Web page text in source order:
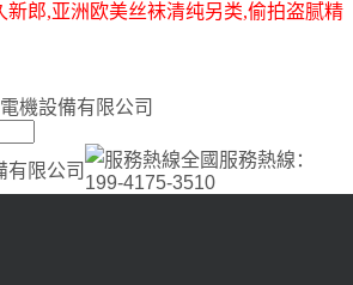
新郎,亚洲欧美丝袜清纯另类,偷拍盗腻精
機設備有限公司
全國服務熱線：
199-4175-3510